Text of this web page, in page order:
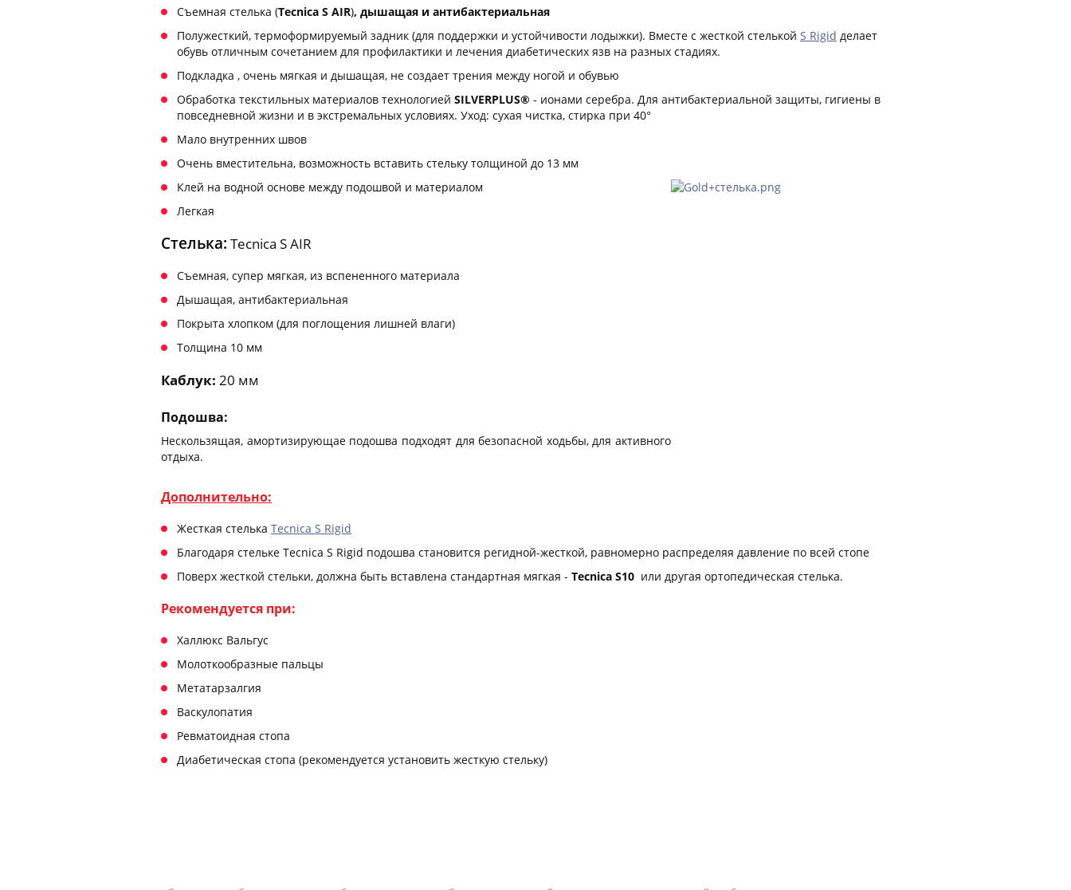
Съемная стелька (Tecnica S AIR), дышащая и антибактериальная
Полужесткий, термоформируемый задник (для поддержки и устойчивости лодыжки). Вместе с жесткой стелькой S Rigid делает
обувь отличным сочетанием для профилактики и лечения диабетических язв на разных стадиях.
Подкладка , очень мягкая и дышащая, не создает трения между ногой и обувью
Обработка текстильных материалов технологией SILVERPLUS® - ионами серебра. Для антибактериальной защиты, гигиены в
повседневной жизни и в экстремальных условиях. Уход: сухая чистка, стирка при 40°
Мало внутренних швов
Очень вместительна, возможность вставить стельку толщиной до 13 мм
Клей на водной основе между подошвой и материалом
Легкая
Стелька: Tecnica S AIR
Съемная, супер мягкая, из вспененного материала
Дышащая, антибактериальная
Покрыта хлопком (для поглощения лишней влаги)
Толщина 10 мм
Каблук: 20 мм
Подошва:
Нескользящая, амортизирующае подошва подходят для безопасной ходьбы, для активного
отдыха.
Дополнительно:
Жесткая стелька Tecnica S Rigid
Благодаря стельке Tecnica S Rigid подошва становится регидной-жесткой, равномерно распределяя давление по всей стопе
Поверх жесткой стельки, должна быть вставлена стандартная мягкая - Tecnica S10 или другая ортопедическая стелька.
Рекомендуется при:
Халлюкс Вальгус
Молоткообразные пальцы
Метатарзалгия
Васкулопатия
Ревматоидная стопа
Диабетическая стопа (рекомендуется установить жесткую стельку)